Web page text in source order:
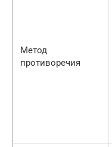
Метод
противоречия